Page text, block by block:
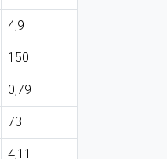
4,9
150
0,79
73
4,11